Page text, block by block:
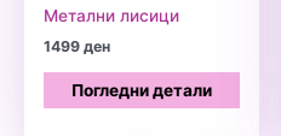
Метални лисици
1499ден
Погледни детали